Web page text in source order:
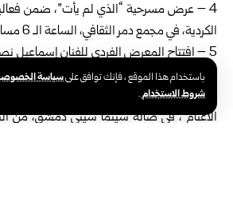
باستخدام هذا الموقع ، فإنك توافق علىسياسة
شروط الاستخدام.
4 – عرض مسرحية “الذي لم يأت”، ضمن
الكردية، في مجمع دمر الثقافي، الساعة الـ 6 مساءً.
5 – افتتاح المعرض الفردي للفنان إسماعيل
القصاع، الساعة الـ 7 مساءً.